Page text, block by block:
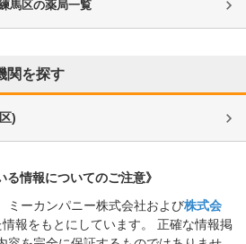
馬区の薬局一覧
関を探す
)
る情報についてのご注意》
ミーカンパニー株式会社および株式会
報をもとにしています。 正確な情報掲